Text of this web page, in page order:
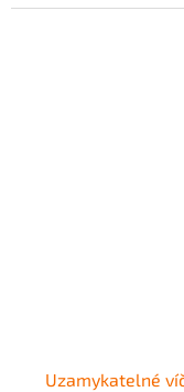
Uzamykatelné